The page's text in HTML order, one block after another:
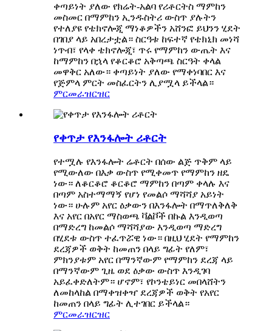
ቀጣይነት ያለው የክሬት-አልባ የሪቶርትስ ማምከን
መስመር በማምከን ኢንዱስትሪ ውስጥ ያሉትን
የተለያዩ የቴክኖሎጂ ማነቆዎችን አሸንፎ ይህንን ሂደት
በገበያ ላይ አበረታቷል። ስርዓቱ ከፍተኛ የቴክኒክ መነሻ
ነጥብ፣ የላቀ ቴክኖሎጂ፣ ጥሩ የማምከን ውጤት እና
ከማምከን በኋላ የቆርቆሮ አቅጣጫ ስርዓት ቀላል
መዋቅር አለው። ቀጣይነት ያለው የማቀነባበር እና
የጅምላ ምርት መስፈርትን ሊያሟላ ይችላል።
ምርመራዝርዝር
የቀጥታ የእንፋሎት ሪቶርት
የተሟሉ የእንፋሎት ሬቶርት በሰው ልጅ ጥቅም ላይ
የሚውለው በእቃ ውስጥ የሚቀመጥ የማምከን ዘዴ
ነው። ለቆርቆሮ ቆርቆሮ ማምከን በጣም ቀላሉ እና
በጣም አስተማማኝ የሆነ የመልሶ ማሻሻያ አይነት
ነው። ሁሉም አየር ዕቃውን በእንፋሎት በማጥለቅለቅ
እና አየር በአየር ማስወጫ ቫልቮች በኩል እንዲወጣ
በማድረግ ከመልሶ ማሻሻያው እንዲወጣ ማድረግ
በሂደቱ ውስጥ ተፈጥሯዊ ነው። በዚህ ሂደት የማምከን
ደረጃዎች ወቅት ከመጠን በላይ ግፊት የለም፣
ምክንያቱም አየር በማንኛውም የማምከን ደረጃ ላይ
በማንኛውም ጊዜ ወደ ዕቃው ውስጥ እንዲገባ
አይፈቀድለትም። ሆኖም፣ የኮንቴይነር መበላሸትን
ለመከላከል በማቀዝቀዣ ደረጃዎች ወቅት የአየር
ከመጠን በላይ ግፊት ሊተገበር ይችላል።
ምርመራዝርዝር